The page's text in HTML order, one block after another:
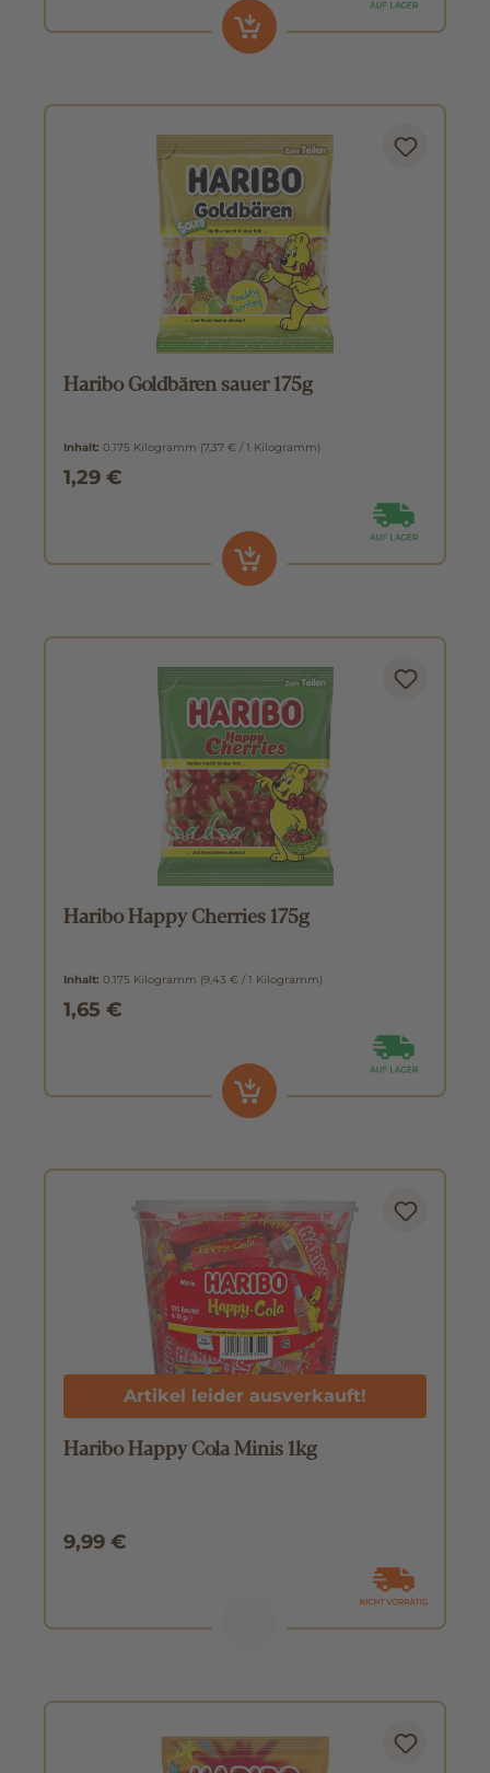
Haribo Goldbären sauer 175g
Inhalt: 0.175 Kilogramm (7,37 € / 1 Kilogramm)
1,29 €
Haribo Happy Cherries 175g
Inhalt: 0.175 Kilogramm (9,43 € / 1 Kilogramm)
1,65 €
Artikel leider ausverkauft!
Haribo Happy Cola Minis 1kg
9,99 €